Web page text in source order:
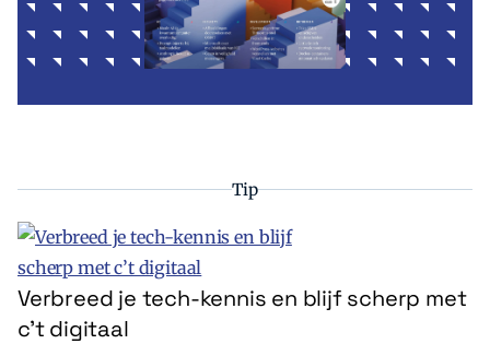
Tip
Verbreed je tech-kennis en blijf scherp met
c’t digitaal